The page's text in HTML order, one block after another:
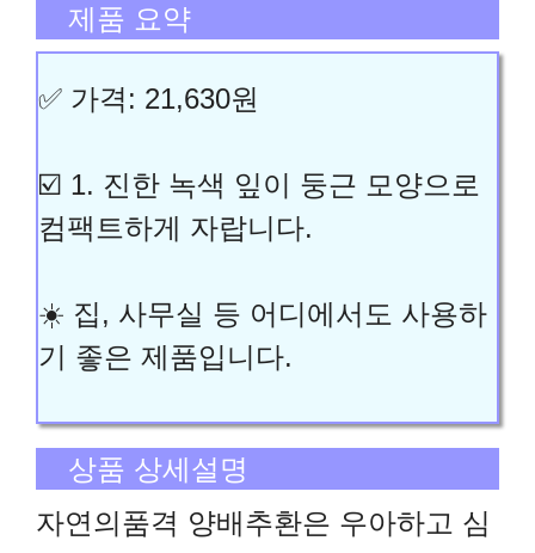
제품 요약
✅ 가격: 21,630원
☑️ 1. 진한 녹색 잎이 둥근 모양으로
컴팩트하게 자랍니다.
☀️ 집, 사무실 등 어디에서도 사용하
기 좋은 제품입니다.
상품 상세설명
자연의품격 양배추환은 우아하고 심